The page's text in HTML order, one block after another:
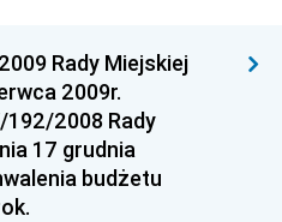
Urzędu Miar
Rolnictwa i Rozwoju Wsi
Edukacji Narodowej i
Edukacji i Nauki
Rady Miejskiej
2009r.
192/2008 Rady
17 grudnia
budżetu